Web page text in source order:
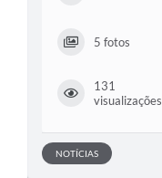
5 fotos
131
visualizações
NOTÍCIAS